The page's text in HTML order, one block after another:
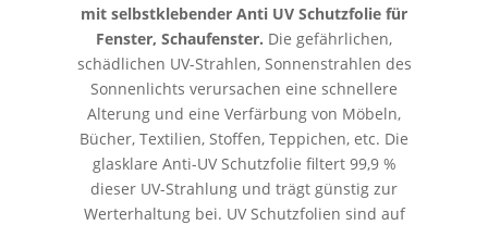
mit selbstklebender Anti UV Schutzfolie für
Fenster, Schaufenster. Die gefährlichen,
schädlichen UV-Strahlen, Sonnenstrahlen des
Sonnenlichts verursachen eine schnellere
Alterung und eine Verfärbung von Möbeln,
Bücher, Textilien, Stoffen, Teppichen, etc. Die
glasklare Anti-UV Schutzfolie filtert 99,9 %
dieser UV-Strahlung und trägt günstig zur
Werterhaltung bei. UV Schutzfolien sind auf